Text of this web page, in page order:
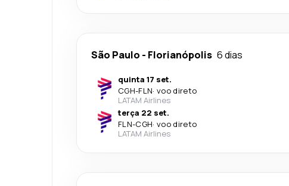
São Paulo - Florianópolis 6 dias
quinta 17 set.
CGH-FLN· voo direto
LATAM Airlines
terça 22 set.
FLN-CGH· voo direto
LATAM Airlines